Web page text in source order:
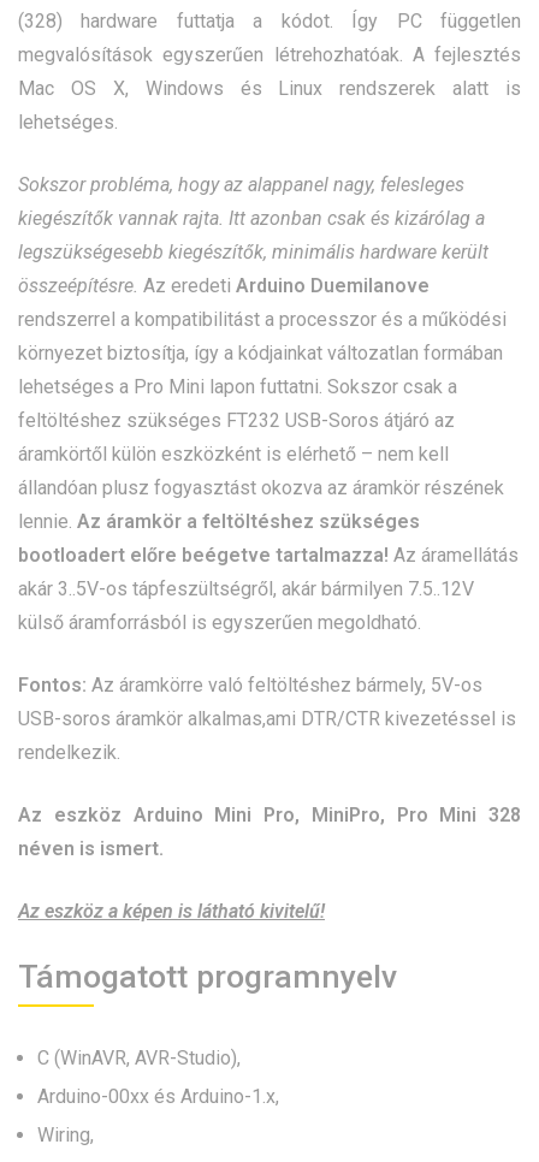
(328) hardware futtatja a kódot. Így PC független
megvalósítások egyszerűen létrehozhatóak. A fejlesztés
Mac OS X, Windows és Linux rendszerek alatt is
lehetséges.
Sokszor probléma, hogy az alappanel nagy, felesleges
kiegészítők vannak rajta. Itt azonban csak és kizárólag a
legszükségesebb kiegészítők, minimális hardware került
összeépítésre. Az eredeti Arduino Duemilanove
rendszerrel a kompatibilitást a processzor és a működési
környezet biztosítja, így a kódjainkat változatlan formában
lehetséges a Pro Mini lapon futtatni. Sokszor csak a
feltöltéshez szükséges FT232 USB-Soros átjáró az
áramkörtől külön eszközként is elérhető – nem kell
állandóan plusz fogyasztást okozva az áramkör részének
lennie. Az áramkör a feltöltéshez szükséges
bootloadert előre beégetve tartalmazza! Az áramellátás
akár 3..5V-os tápfeszültségről, akár bármilyen 7.5..12V
külső áramforrásból is egyszerűen megoldható.
Fontos: Az áramkörre való feltöltéshez bármely, 5V-os
USB-soros áramkör alkalmas,ami DTR/CTR kivezetéssel is
rendelkezik.
Az eszköz Arduino Mini Pro, MiniPro, Pro Mini 328
néven is ismert.
Az eszköz a képen is látható kivitelű!
Támogatott programnyelv
C (WinAVR, AVR-Studio),
Arduino-00xx és Arduino-1.x,
Wiring,